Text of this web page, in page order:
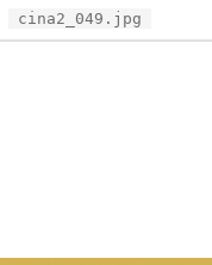
cina2_049.jpg